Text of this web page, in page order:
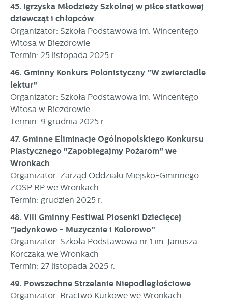
45. Igrzyska Młodzieży Szkolnej w piłce siatkowej
dziewcząt i chłopców
Organizator: Szkoła Podstawowa im. Wincentego
Witosa w Biezdrowie
Termin: 25 listopada 2025 r.
46. Gminny Konkurs Polonistyczny "W zwierciadle
lektur"
Organizator: Szkoła Podstawowa im. Wincentego
Witosa w Biezdrowie
Termin: 9 grudnia 2025 r.
47. Gminne Eliminacje Ogólnopolskiego Konkursu
Plastycznego "Zapobiegajmy Pożarom" we
Wronkach
Organizator: Zarząd Oddziału Miejsko-Gminnego
ZOSP RP we Wronkach
Termin: grudzień 2025 r.
48. VIII Gminny Festiwal Piosenki Dziecięcej
"Jedynkowo - Muzycznie i Kolorowo"
Organizator: Szkoła Podstawowa nr 1 im. Janusza
Korczaka we Wronkach
Termin: 27 listopada 2025 r.
49. Powszechne Strzelanie Niepodległościowe
Organizator: Bractwo Kurkowe we Wronkach